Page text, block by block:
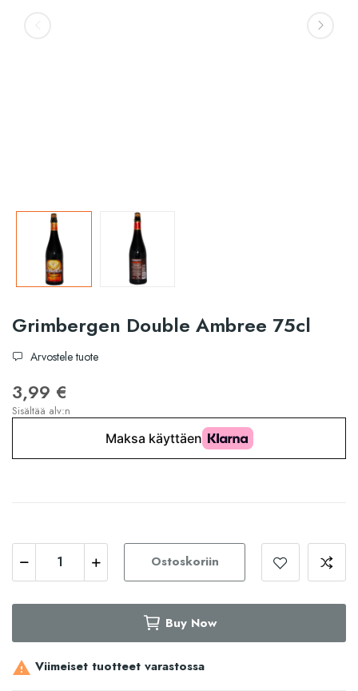
Grimbergen Double Ambree 75cl
Arvostele tuote
3,99 €
Sisältää alv:n
Ostoskoriin
Buy Now
 Viimeiset tuotteet varastossa